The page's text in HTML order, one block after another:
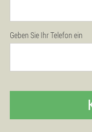
Geben Sie Ihr Telefon ein